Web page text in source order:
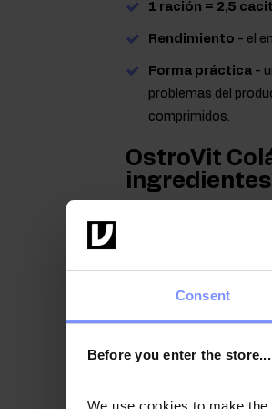
Consent
Before you enter the store...
We use cookies to make
1 ración = 2,5
Rendimiento - el
Forma práctica -
problemas del
comprimidos.
OstroVit
ingredientes
las proteínas del
músculos, la piel y el
suplementos dietéticos.
característico que a